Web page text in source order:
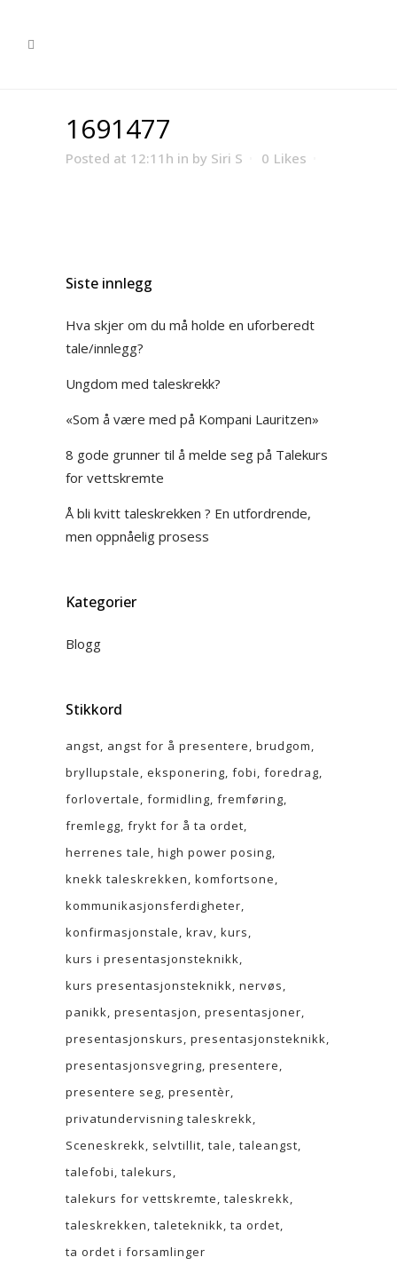
1691477
Posted at 12:11h in by Siri S 0 Likes
Siste innlegg
Hva skjer om du må holde en uforberedt
tale/innlegg?
Ungdom med taleskrekk?
«Som å være med på Kompani Lauritzen»
8 gode grunner til å melde seg på Talekurs
for vettskremte
Å bli kvitt taleskrekken ? En utfordrende,
men oppnåelig prosess
Kategorier
Blogg
Stikkord
angst angst for å presentere brudgom
bryllupstale eksponering fobi foredrag
forlovertale formidling fremføring
fremlegg frykt for å ta ordet
herrenes tale high power posing
knekk taleskrekken komfortsone
kommunikasjonsferdigheter
konfirmasjonstale krav kurs
kurs i presentasjonsteknikk
kurs presentasjonsteknikk nervøs
panikk presentasjon presentasjoner
presentasjonskurs presentasjonsteknikk
presentasjonsvegring presentere
presentere seg presentèr
privatundervisning taleskrekk
Sceneskrekk selvtillit tale taleangst
talefobi talekurs
talekurs for vettskremte taleskrekk
taleskrekken taleteknikk ta ordet
ta ordet i forsamlinger